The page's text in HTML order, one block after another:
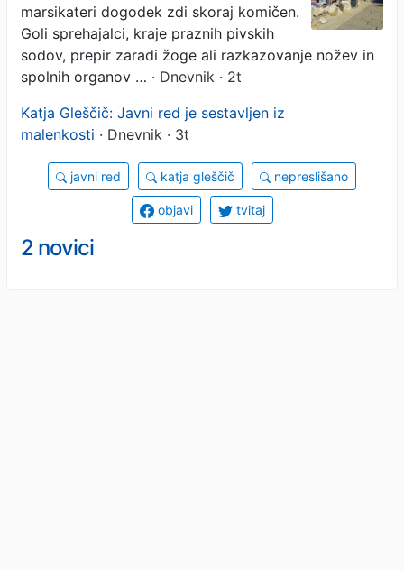
marsikateri dogodek zdi skoraj komičen.
Goli sprehajalci, kraje praznih pivskih
sodov, prepir zaradi žoge ali razkazovanje nožev in
spolnih organov … · Dnevnik · 2t
Katja Gleščič: Javni red je sestavljen iz
malenkosti · Dnevnik · 3t
javni red katja gleščič nepreslišano
objavi tvitaj
2 novici